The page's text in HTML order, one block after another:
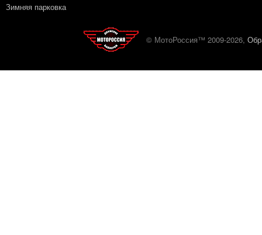
Зимняя парковка
© МотоРоссия™ 2009-2026,